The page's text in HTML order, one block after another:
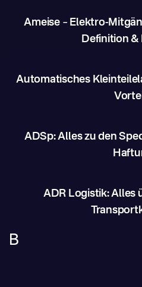
Ameise – Elektro-
Definition &
Automatisches
ADSp: Alles zu den
ADR Logistik: Alles
B